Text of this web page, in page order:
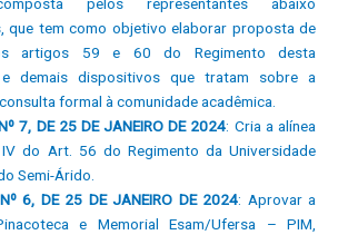
pelos representantes abaixo
que tem como objetivo elaborar proposta de
artigos 59 e 60 do Regimento desta
e demais dispositivos que tratam sobre a
formal à comunidade acadêmica.
7, DE 25 DE JANEIRO DE 2024: Cria a alínea
IV do Art. 56 do Regimento da Universidade
Semi-Árido.
6, DE 25 DE JANEIRO DE 2024: Aprovar a
e Memorial Esam/Ufersa – PIM,